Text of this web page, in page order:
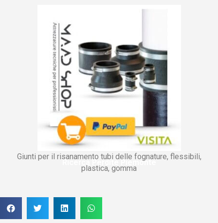
Giunti per il risanamento tubi delle fognature, flessibili,
plastica, gomma
Ricerca Perdite Piemonte